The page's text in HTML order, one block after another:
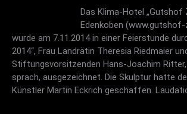
Goldener Baum 2005
Fernsehjournalist Dr. Franz Alt,
23.1.2005 im Dorint-Hotel Baden-
Das Klima-Hotel „Gutshof
Edenkoben
wurde am 7.11.2014 in einer Feierstunde
2014“, Frau Landrätin Theresia Riedmaier
Stiftungsvorsitzenden Hans-Joachim
sprach, ausgezeichnet. Die Skulptur hatte
Künstler Martin Eckrich geschaffen.